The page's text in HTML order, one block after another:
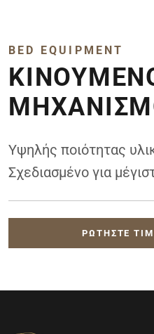
BED EQUIPMENT
Υψηλής ποιότητας
Σχεδιασμένο για
ΡΩΤΉΣΤΕ